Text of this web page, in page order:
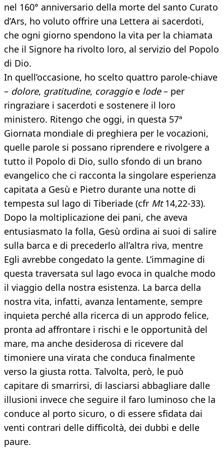
nel 160° anniversario della morte del santo Curato
d’Ars, ho voluto offrire una Lettera ai sacerdoti,
che ogni giorno spendono la vita per la chiamata
che il Signore ha rivolto loro, al servizio del Popolo
di Dio.
In quell’occasione, ho scelto quattro parole-chiave
– dolore, gratitudine, coraggioe lode– per
ringraziare i sacerdoti e sostenere il loro
ministero. Ritengo che oggi, in questa 57ª
Giornata mondiale di preghiera per le vocazioni,
quelle parole si possano riprendere e rivolgere a
tutto il Popolo di Dio, sullo sfondo di un brano
evangelico che ci racconta la singolare esperienza
capitata a Gesù e Pietro durante una notte di
tempesta sul lago di Tiberiade (cfr Mt14,22-33).
Dopo la moltiplicazione dei pani, che aveva
entusiasmato la folla, Gesù ordina ai suoi di salire
sulla barca e di precederlo all’altra riva, mentre
Egli avrebbe congedato la gente. L’immagine di
questa traversata sul lago evoca in qualche modo
il viaggio della nostra esistenza. La barca della
nostra vita, infatti, avanza lentamente, sempre
inquieta perché alla ricerca di un approdo felice,
pronta ad affrontare i rischi e le opportunità del
mare, ma anche desiderosa di ricevere dal
timoniere una virata che conduca finalmente
verso la giusta rotta. Talvolta, però, le può
capitare di smarrirsi, di lasciarsi abbagliare dalle
illusioni invece che seguire il faro luminoso che la
conduce al porto sicuro, o di essere sfidata dai
venti contrari delle difficoltà, dei dubbi e delle
paure.